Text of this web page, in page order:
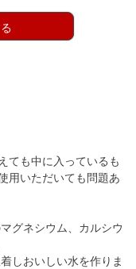
ても中に入っているも
用いただいても問題あ
グネシウム、カルシウ
しおいしい水を作りま